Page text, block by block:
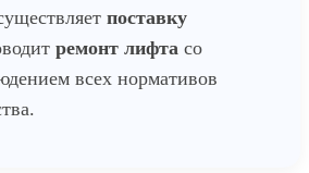
поставку
ремонт лифта со
всех нормативов